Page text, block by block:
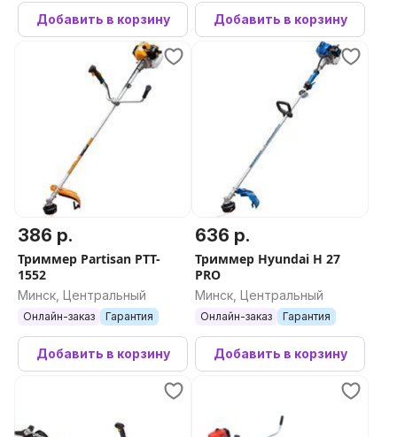
Добавить в корзину Добавить в корзину
386 р.
Триммер Partisan PTT-
1552
Минск, Центральный
Онлайн-заказ Гарантия
Добавить в корзину
636 р.
Триммер Hyundai H 27
PRO
Минск, Центральный
Онлайн-заказ Гарантия
Добавить в корзину